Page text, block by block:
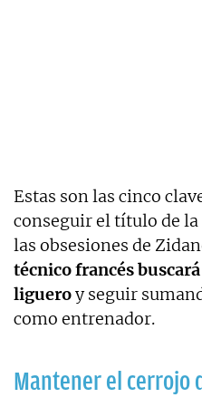
Estas son las cinco
conseguir el título de
las obsesiones de
técnico francés
ligueroy seguir
como entrenador.
Mantener el cerrojo